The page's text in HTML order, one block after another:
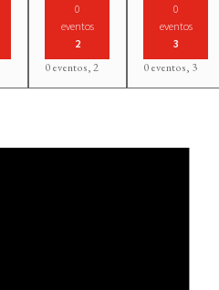
0
eventos
2
0 eventos,2
0
eventos
3
0 eventos, 3